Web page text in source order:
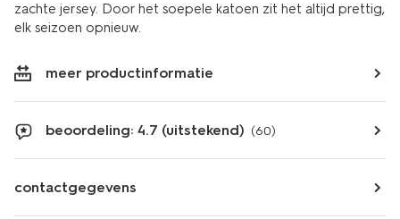
zachte jersey. Door het soepele katoen zit het altijd prettig,
elk seizoen opnieuw.
meer productinformatie
beoordeling: 4.7 (uitstekend) (60)
contactgegevens